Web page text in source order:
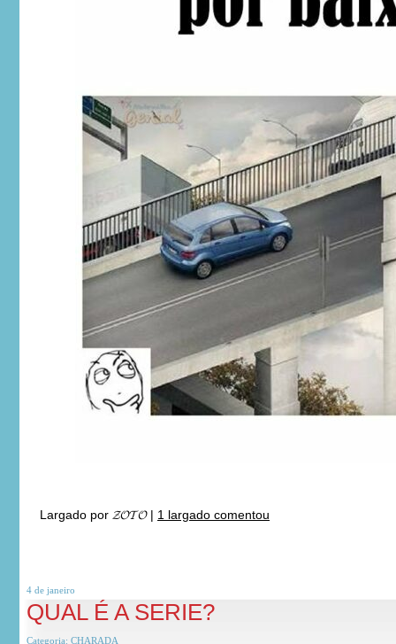
Largado por 𝓩𝓞𝓣𝓞| 1 largado comentou
4 de janeiro
QUAL É A SERIE?
Categoria: CHARADA